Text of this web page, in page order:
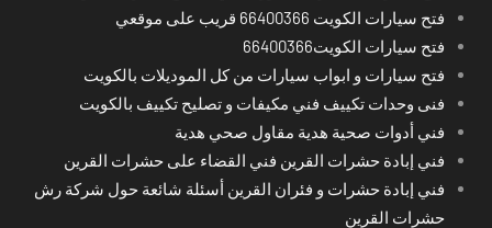
فتح سيارات الكويت 66400366 قريب على موقعي
فتح سيارات الكويت66400366
فتح سيارات و ابواب سيارات من كل الموديلات بالكويت
فنى وحدات تكييف فني مكيفات و تصليح تكييف بالكويت
فني أدوات صحية هدية مقاول صحي هدية
فني إبادة حشرات القرين فني القضاء على حشرات القرين
فني إبادة حشرات و فئران القرين أسئلة شائعة حول شركة رش
حشرات القرين